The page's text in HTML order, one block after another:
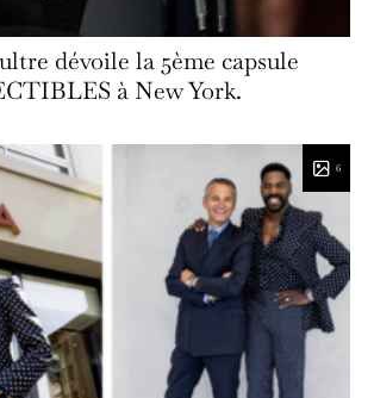
dévoile la 5ème capsule
à New York.
6